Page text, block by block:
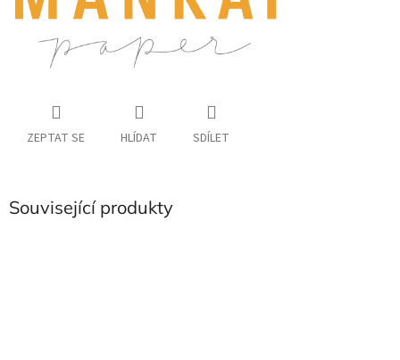
ZEPTAT SE HLÍDAT SDÍLET
Související produkty